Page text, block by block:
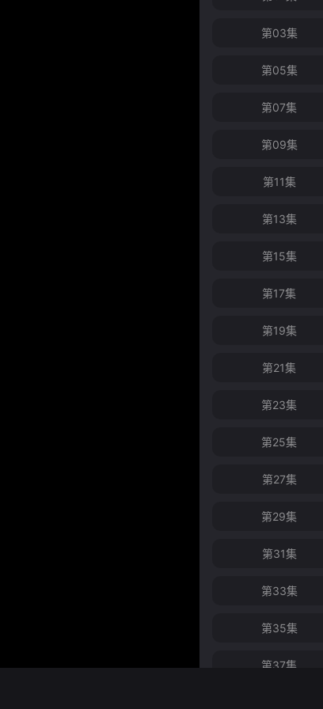
第03集
第05集
第07集
第09集
第11集
第13集
第15集
第17集
第19集
第21集
第23集
第25集
第27集
第29集
第31集
第33集
第35集
第37集